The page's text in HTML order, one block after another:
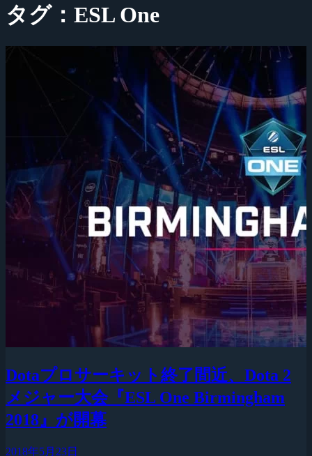
タグ：ESL One
Dotaプロサーキット終了間近、Dota 2
メジャー大会『ESL One Birmingham
2018』が開幕
2018年5月23日